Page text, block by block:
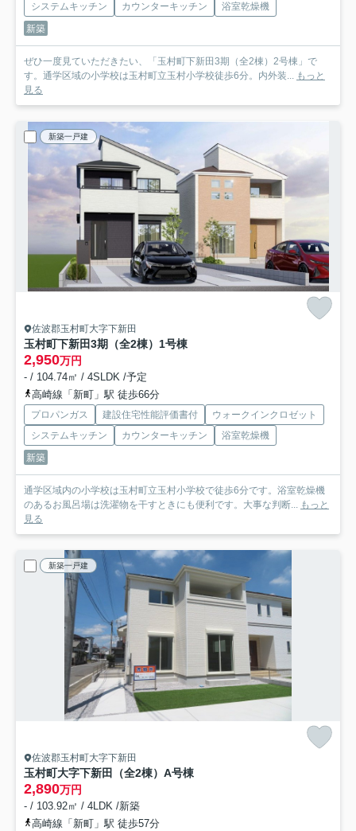
システムキッチン
カウンターキッチン
浴室乾燥機
新築
ぜひ一度見ていただきたい、「玉村町下新田3期（全2棟）2号棟」で
す。通学区域の小学校は玉村町立玉村小学校徒歩6分。内外装... もっと
見る
新築一戸建
佐波郡玉村町大字下新田
玉村町下新田3期（全2棟）1号棟
2,950万円
- / 104.74㎡ / 4SLDK /予定
高崎線「新町」駅 徒歩66分
プロパンガス 建設住宅性能評価書付
ウォークインクロゼット
システムキッチン
カウンターキッチン
浴室乾燥機
新築
通学区域内の小学校は玉村町立玉村小学校で徒歩6分です。浴室乾燥機
のあるお風呂場は洗濯物を干すときにも便利です。大事な判断... もっと
見る
新築一戸建
佐波郡玉村町大字下新田
玉村町大字下新田（全2棟）A号棟
2,890万円
- / 103.92㎡ / 4LDK /新築
高崎線「新町」駅 徒歩57分